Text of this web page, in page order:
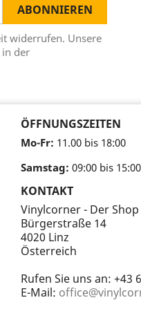
widerrufen. Unsere
der
ÖFFNUNGSZEITEN
Mo-Fr: 11.00 bis 18:00
Samstag: 09:00 bis 15:00
KONTAKT
Vinylcorner - Der
Bürgerstraße 14
4020 Linz
Österreich
Rufen Sie uns an: +43
E-Mail: